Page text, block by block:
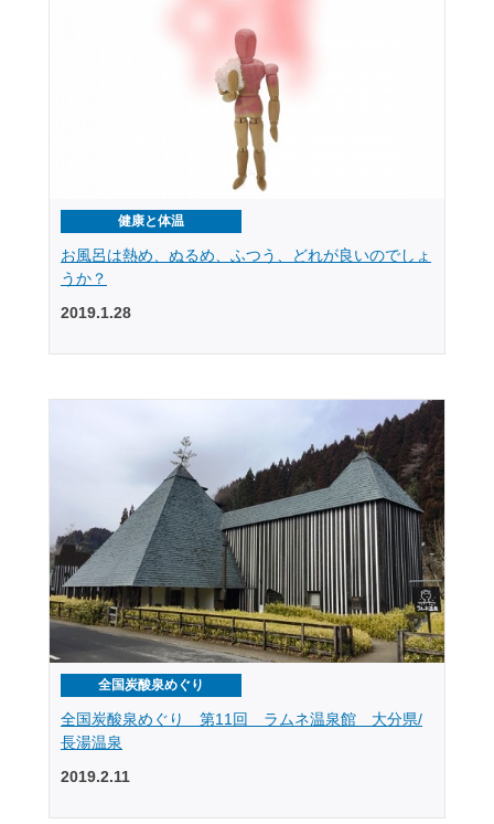
健康と体温
お風呂は熱め、ぬるめ、ふつう、どれが良いのでしょ
うか？
2019.1.28
全国炭酸泉めぐり
全国炭酸泉めぐり 第11回 ラムネ温泉館 大分県/
長湯温泉
2019.2.11